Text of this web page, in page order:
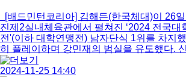
[배드민턴코리아] 김해든(한국체대)이 26
진제2실내체육관에서 펼쳐진 ‘2024 전국대
전'(이하 대학연맹전) 남자단식 1위를 차지
히 플레이하며 강민재의 범실을 유도했다.
2024-11-25 14:40